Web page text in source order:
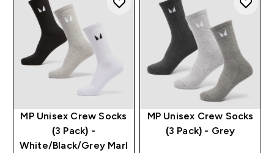
MP Unisex Crew Socks
(3 Pack) -
White/Black/Grey Marl
MP Unisex Crew Socks
(3 Pack) - Grey